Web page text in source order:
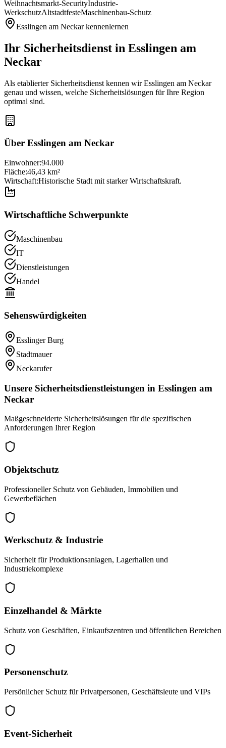
Weihnachtsmarkt-SecurityIndustrie-
WerkschutzAltstadtfesteMaschinenbau-Schutz
Esslingen am Neckarkennenlernen
Ihr Sicherheitsdienst in Esslingen am
Neckar
Als etablierter Sicherheitsdienst kennen wirEsslingen am Neckar
genau und wissen, welche Sicherheitslösungen für Ihre Region
optimal sind.
Über Esslingen am Neckar
Einwohner:94.000
Fläche:46,43 km²
Wirtschaft:Historische Stadt mit starker Wirtschaftskraft.
Wirtschaftliche Schwerpunkte
Maschinenbau
IT
Dienstleistungen
Handel
Sehenswürdigkeiten
Esslinger Burg
Stadtmauer
Neckarufer
Unsere Sicherheitsdienstleistungen in Esslingen am
Neckar
Maßgeschneiderte Sicherheitslösungen für die spezifischen
Anforderungen Ihrer Region
Objektschutz
Professioneller Schutz von Gebäuden, Immobilien und
Gewerbeflächen
Werkschutz & Industrie
Sicherheit für Produktionsanlagen, Lagerhallen und
Industriekomplexe
Einzelhandel & Märkte
Schutz von Geschäften, Einkaufszentren und öffentlichen Bereichen
Personenschutz
Persönlicher Schutz für Privatpersonen, Geschäftsleute und VIPs
Event-Sicherheit